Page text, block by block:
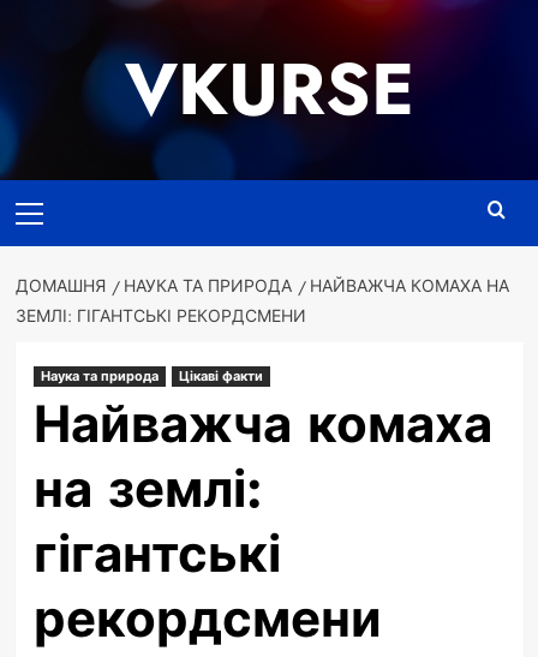
VKURSE
меню
ДОМАШНЯ НАУКА ТА ПРИРОДА
НАЙВАЖЧА КОМАХА НА
ЗЕМЛІ: ГІГАНТСЬКІ РЕКОРДСМЕНИ
Наука та природа Цікаві факти
Найважча комаха
на землі:
гігантські
рекордсмени